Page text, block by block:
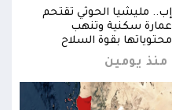
إب.. مليشيا الحوثي تقتحم
عمارة سكنية وتنهب
محتوياتها بقوة السلاح
منذ يومين